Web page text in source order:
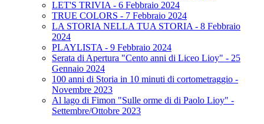
LET'S TRIVIA - 6 Febbraio 2024
TRUE COLORS - 7 Febbraio 2024
LA STORIA NELLA TUA STORIA - 8 Febbraio
2024
PLAYLISTA - 9 Febbraio 2024
Serata di Apertura "Cento anni di Liceo Lioy" - 25
Gennaio 2024
100 anni di Storia in 10 minuti di cortometraggio -
Novembre 2023
Al lago di Fimon "Sulle orme di di Paolo Lioy" -
Settembre/Ottobre 2023